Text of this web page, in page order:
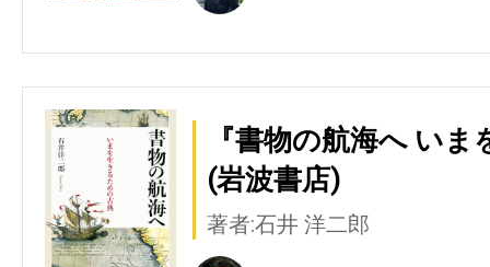
『書物の航海へ い
(岩波書店)
著者:石井 洋二郎